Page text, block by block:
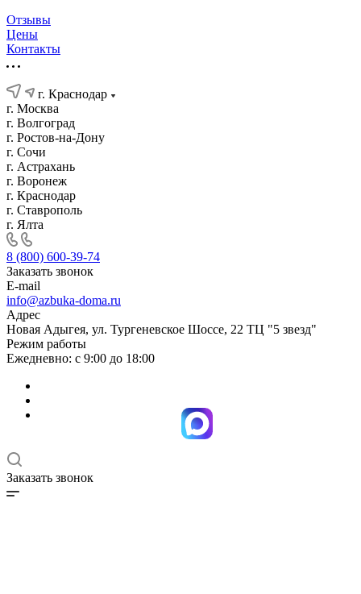
Отзывы
Цены
Контакты
г. Краснодар
г. Москва
г. Волгоград
г. Ростов-на-Дону
г. Сочи
г. Астрахань
г. Воронеж
г. Краснодар
г. Ставрополь
г. Ялта
8 (800) 600-39-74
Заказать звонок
E-mail
info@azbuka-doma.ru
Адрес
Новая Адыгея, ул. Тургеневское Шоссе, 22 ТЦ "5 звезд"
Режим работы
Ежедневно: с 9:00 до 18:00
Заказать звонок